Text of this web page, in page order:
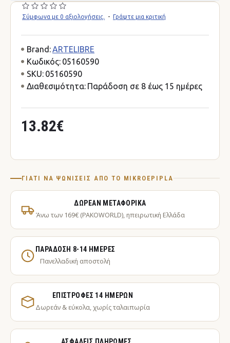
Σύμφωνα με 0 αξιολογήσεις. - Γράψτε μια κριτική
13.82€
Brand:ARTELIBRE
Κωδικός: 05160590
SKU: 05160590
Διαθεσιμότητα: Παράδοση σε 8 έως 15 ημέρες
ΓΙΑΤΊ ΝΑ ΨΩΝΊΣΕΙΣ ΑΠΌ ΤΟ MIKROEPIPLA
ΔΩΡΕΆΝ ΜΕΤΑΦΟΡΙΚΆ
Άνω των 169€ (PAKOWORLD), ηπειρωτική Ελλάδα
ΠΑΡΆΔΟΣΗ 8-14 ΗΜΈΡΕΣ
Πανελλαδική αποστολή
ΕΠΙΣΤΡΟΦΈΣ 14 ΗΜΕΡΏΝ
Δωρεάν & εύκολα, χωρίς ταλαιπωρία